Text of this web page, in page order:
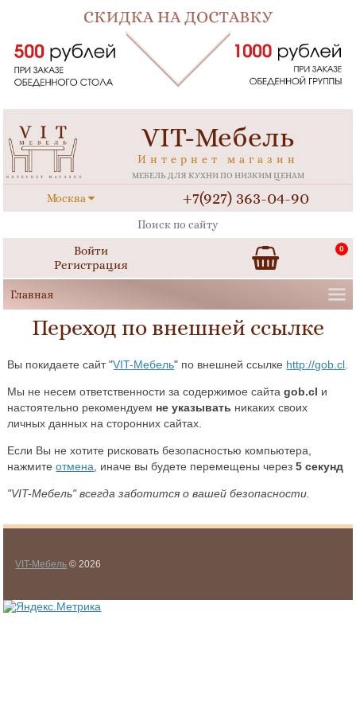
VIT-Мебель
Интернет магазин
МЕБЕЛЬ ДЛЯ КУХНИ ПО НИЗКИМ ЦЕНАМ
Москва +7(927) 363-04-90
Войти
Регистрация
0
Переход по внешней ссылке
Вы покидаете сайт "VIT-Мебель" по внешней ссылке http://gob.cl
Мы не несем ответственности за содержимое сайтаgob.cl и
настоятельно рекомендуем не указывать никаких своих
личных данных на сторонних сайтах.
Если Вы не хотите рисковать безопасностью компьютера,
нажмитеотмена , иначе вы будете перемещены через5 секунд
"VIT-Мебель" всегда заботится о вашей безопасности.
VIT-Мебель © 2026